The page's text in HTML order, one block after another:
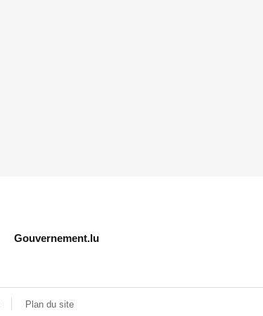
Gouvernement.lu
Plan du site